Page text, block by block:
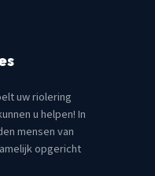
uw riolering
u helpen! In
mensen van
opgericht